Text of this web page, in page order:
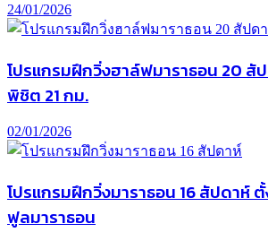
24/01/2026
โปรแกรมฝึกวิ่งฮาล์ฟมาราธอน 20 สั
พิชิต 21 กม.
02/01/2026
โปรแกรมฝึกวิ่งมาราธอน 16 สัปดาห์
ฟูลมาราธอน